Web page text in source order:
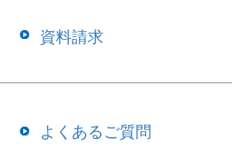
資料請求
よくあるご質問